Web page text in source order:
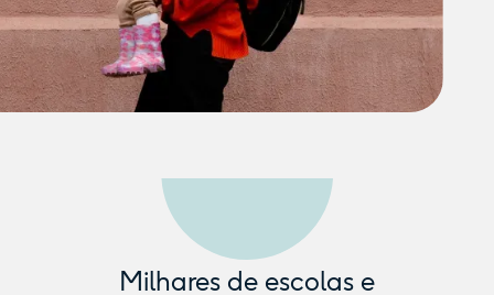
Milhares de escolas e